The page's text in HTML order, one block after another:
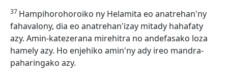
37 Hampihorohoroiko ny Helamita eo anatrehan'ny
fahavalony, dia eo anatrehan'izay mitady hahafaty
azy. Amin-katezerana mirehitra no andefasako loza
hamely azy. Ho enjehiko amin'ny ady ireo mandra-
paharingako azy.